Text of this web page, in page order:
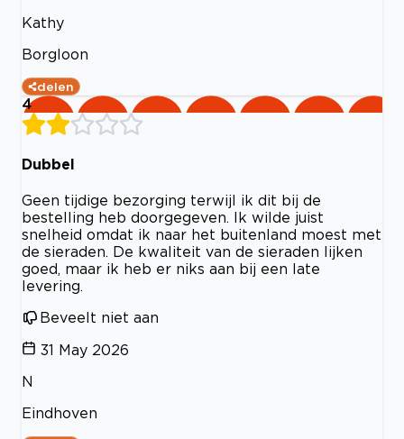
Kathy
Borgloon
delen
4
Dubbel
Geen tijdige bezorging terwijl ik dit bij de
bestelling heb doorgegeven. Ik wilde juist
snelheid omdat ik naar het buitenland moest met
de sieraden. De kwaliteit van de sieraden lijken
goed, maar ik heb er niks aan bij een late
levering.
Beveelt niet aan
31 May 2026
N
Eindhoven